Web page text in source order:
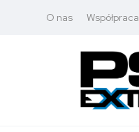
O nas Współpraca